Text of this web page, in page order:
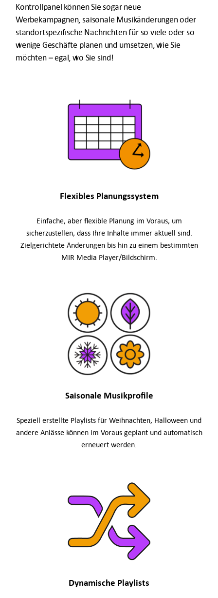
Kontrollpanel können Sie sogar neue
Werbekampagnen, saisonale Musikänderungen oder
standortspezifische Nachrichten für so viele oder so
wenige Geschäfte planen und umsetzen, wie Sie
möchten – egal, wo Sie sind!
Flexibles Planungssystem
Einfache, aber flexible Planung im Voraus, um
sicherzustellen, dass Ihre Inhalte immer aktuell sind.
Zielgerichtete Änderungen bis hin zu einem bestimmten
MIR Media Player/Bildschirm.
Saisonale Musikprofile
Speziell erstellte Playlists für Weihnachten, Halloween und
andere Anlässe können im Voraus geplant und automatisch
erneuert werden.
Dynamische Playlists